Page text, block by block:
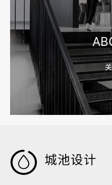
宁波制造业网站建设公司怎
2026-08-02 17:58:44
工厂短视频拍摄后，怎样放
